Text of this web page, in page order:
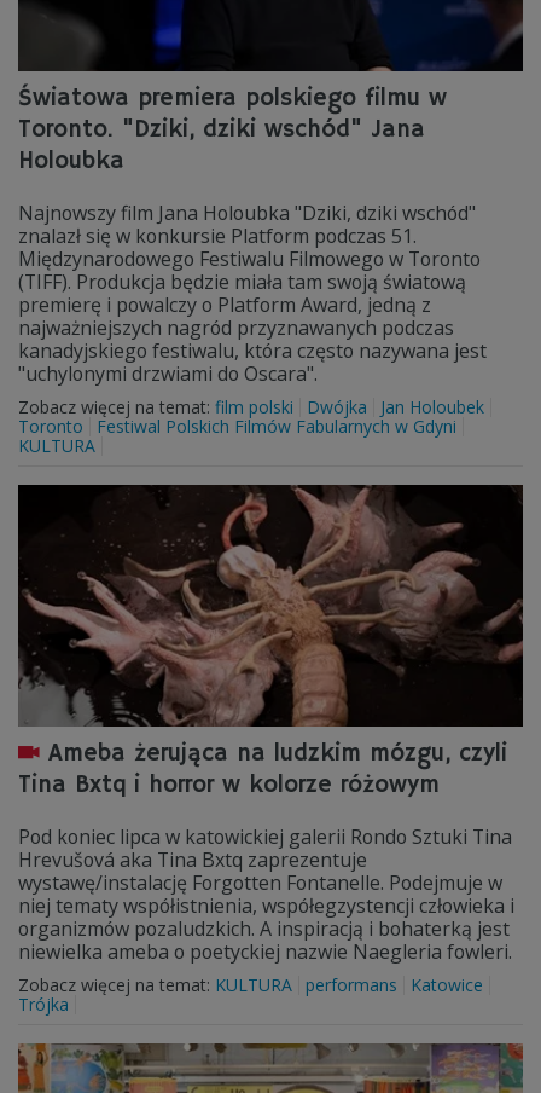
Światowa premiera polskiego filmu w
Toronto. "Dziki, dziki wschód" Jana
Holoubka
Najnowszy film Jana Holoubka "Dziki, dziki wschód"
znalazł się w konkursie Platform podczas 51.
Międzynarodowego Festiwalu Filmowego w Toronto
(TIFF). Produkcja będzie miała tam swoją światową
premierę i powalczy o Platform Award, jedną z
najważniejszych nagród przyznawanych podczas
kanadyjskiego festiwalu, która często nazywana jest
"uchylonymi drzwiami do Oscara".
Zobacz więcej na temat: film polski Dwójka
Jan Holoubek
Toronto
Festiwal Polskich Filmów Fabularnych w Gdyni
KULTURA
Ameba żerująca na ludzkim mózgu, czyli
Tina Bxtq i horror w kolorze różowym
Pod koniec lipca w katowickiej galerii Rondo Sztuki Tina
Hrevušová aka Tina Bxtq zaprezentuje
wystawę/instalację Forgotten Fontanelle. Podejmuje w
niej tematy współistnienia, współegzystencji człowieka i
organizmów pozaludzkich. A inspiracją i bohaterką jest
niewielka ameba o poetyckiej nazwie Naegleria fowleri.
Zobacz więcej na temat: KULTURA performans
Katowice
Trójka